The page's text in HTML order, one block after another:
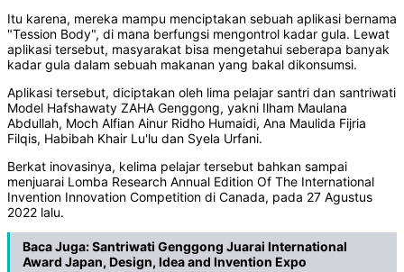
Itu karena, mereka mampu menciptakan sebuah aplikasi bernama
"Tession Body", di mana berfungsi mengontrol kadar gula. Lewat
aplikasi tersebut, masyarakat bisa mengetahui seberapa banyak
kadar gula dalam sebuah makanan yang bakal dikonsumsi.
Aplikasi tersebut, diciptakan oleh lima pelajar santri dan santriwati
Model Hafshawaty ZAHA Genggong, yakni Ilham Maulana
Abdullah, Moch Alfian Ainur Ridho Humaidi, Ana Maulida Fijria
Filqis, Habibah Khair Lu'lu dan Syela Urfani.
Berkat inovasinya, kelima pelajar tersebut bahkan sampai
menjuarai Lomba Research Annual Edition Of The International
Invention Innovation Competition di Canada, pada 27 Agustus
2022 lalu.
Baca Juga:Santriwati Genggong Juarai International
Award Japan, Design, Idea and Invention Expo